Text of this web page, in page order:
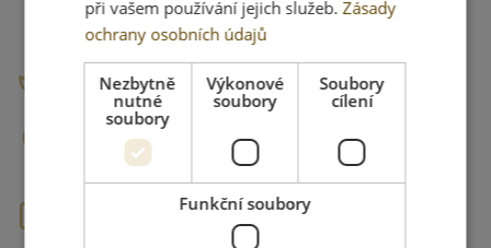
Wellness & Spa centrum
Hotelová restaurace a lobby
Parkoviště zdarma
při vašem používání jejich služeb.Zásady
ochrany osobních údajů
Nezbytně
nutné
soubory
Výkonové
soubory
Soubory
cílení
Funkční soubory